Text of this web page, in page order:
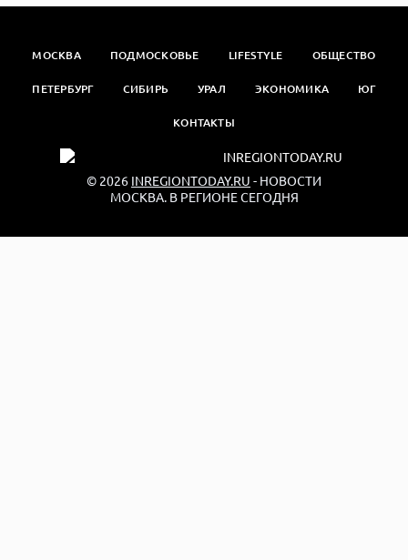
МОСКВА ПОДМОСКОВЬЕ LIFESTYLE ОБЩЕСТВО
ПЕТЕРБУРГ СИБИРЬ УРАЛ ЭКОНОМИКА ЮГ
КОНТАКТЫ
© 2026 INREGIONTODAY.RU - НОВОСТИ
МОСКВА. В РЕГИОНЕ СЕГОДНЯ